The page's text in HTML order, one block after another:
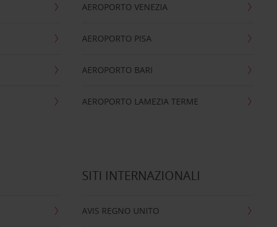
AEROPORTO VENEZIA
AEROPORTO PISA
AEROPORTO BARI
AEROPORTO LAMEZIA TERME
SITI INTERNAZIONALI
AVIS REGNO UNITO